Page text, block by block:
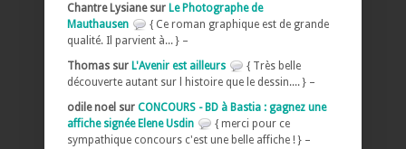
Chantre Lysiane sur Le Photographe de
Mauthausen
{ Ce roman graphique est de grande
qualité. Il parvient à... } –
Thomas sur L'Avenir est ailleurs
{ Très belle
découverte autant sur l histoire que le dessin.... } –
odile noel sur CONCOURS - BD à Bastia : gagnez une
affiche signée Elene Usdin
{ merci pour ce
sympathique concours c'est une belle affiche ! } –